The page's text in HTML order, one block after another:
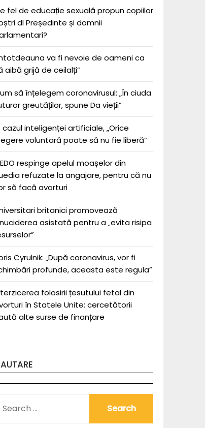
fel de educație sexuală propun copiilor
dl Președinte și domnii
va fi nevoie de oameni ca
aibă grijă de ceilalți”
să înțelegem coronavirusul: „În ciuda
greutăților, spune Da vieții”
cazul inteligenței artificiale, „Orice
voluntară poate să nu fie liberă”
respinge apelul moașelor din
refuzate la angajare, pentru că nu
să facă avorturi
britanici promovează
asistată pentru a „evita risipa
Cyrulnik: „După coronavirus, vor fi
profunde, aceasta este regula”
folosirii țesutului fetal din
în Statele Unite: cercetătorii
alte surse de finanțare